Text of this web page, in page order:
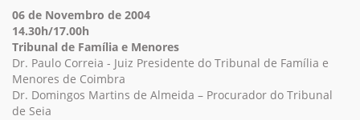
06 de Novembro de 2004
14.30h/17.00h
Tribunal de Família e Menores
Dr. Paulo Correia - Juiz Presidente do Tribunal de Família e
Menores de Coimbra
Dr. Domingos Martins de Almeida – Procurador do Tribunal
de Seia